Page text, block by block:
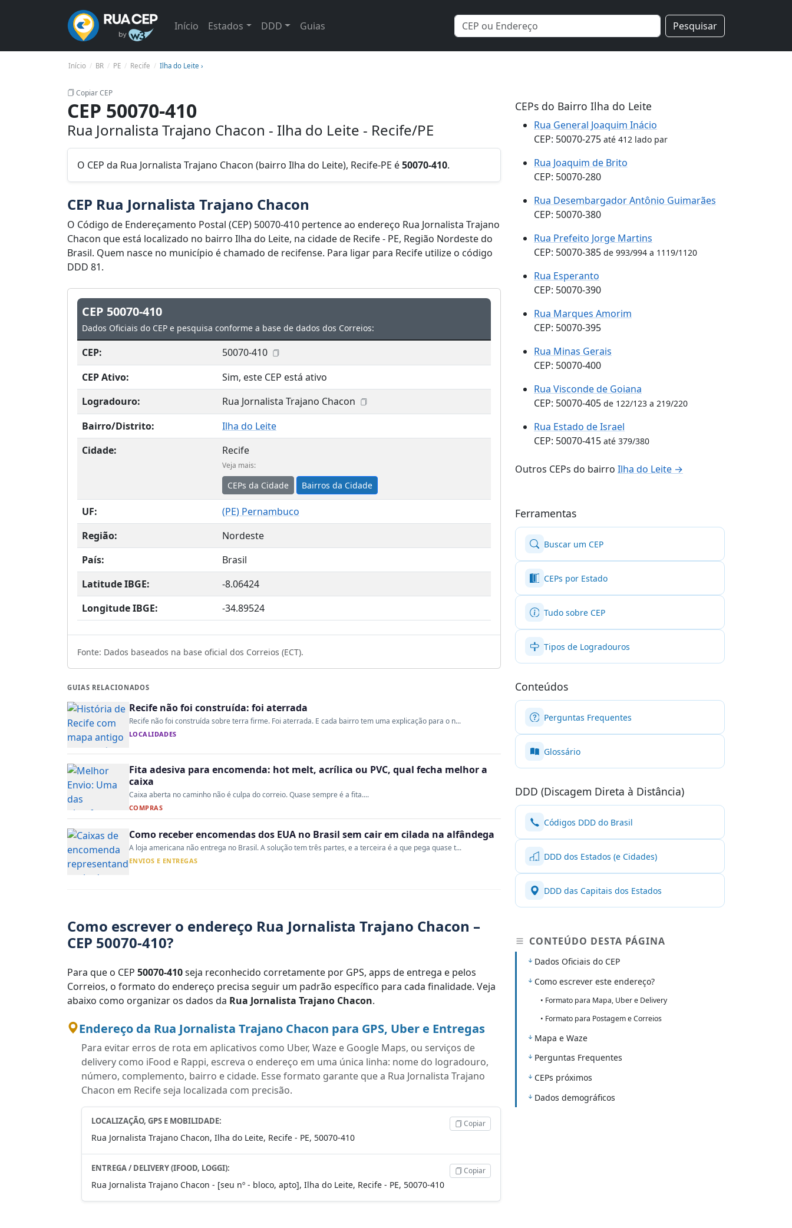
Início Estados DDD Guias Pesquisar
Início BR PE Recife Ilha do Leite ›
Copiar CEP
CEP 50070-410
Rua Jornalista Trajano Chacon - Ilha do Leite - Recife/PE
O CEP da Rua Jornalista Trajano Chacon (bairro Ilha do Leite), Recife-PE é50070-410.
CEP Rua Jornalista Trajano Chacon
O Código de Endereçamento Postal (CEP) 50070-410 pertence ao endereço Rua Jornalista Trajano
Chacon que está localizado no bairro Ilha do Leite, na cidade de Recife - PE, Região Nordeste do
Brasil. Quem nasce no município é chamado de recifense. Para ligar para Recife utilize o código
DDD 81.
CEP 50070-410
Dados Oficiais do CEP e pesquisa conforme a base de dados dos Correios:
CEP:
50070-410
CEP Ativo:
Sim, este CEP está ativo
Logradouro:
Rua Jornalista Trajano Chacon
Bairro/Distrito:
Ilha do Leite
Cidade:
Recife
Veja mais:
CEPs da Cidade Bairros da Cidade
UF: (PE) Pernambuco
Região:
Nordeste
País:
Brasil
Latitude IBGE:
-8.06424
Longitude IBGE:
-34.89524
Fonte: Dados baseados na base oficial dos Correios (ECT).
GUIAS RELACIONADOS
Recife não foi construída: foi aterrada
Recife não foi construída sobre terra firme. Foi aterrada. E cada bairro tem uma explicação para o n...
LOCALIDADES
Fita adesiva para encomenda: hot melt, acrílica ou PVC, qual fecha melhor a
caixa
Caixa aberta no caminho não é culpa do correio. Quase sempre é a fita....
COMPRAS
Como receber encomendas dos EUA no Brasil sem cair em cilada na alfândega
A loja americana não entrega no Brasil. A solução tem três partes, e a terceira é a que pega quase t...
ENVIOS E ENTREGAS
Como escrever o endereço Rua Jornalista Trajano Chacon –
CEP 50070-410?
Para que o CEP 50070-410seja reconhecido corretamente por GPS, apps de entrega e pelos
Correios, o formato do endereço precisa seguir um padrão específico para cada finalidade. Veja
abaixo como organizar os dados da Rua Jornalista Trajano Chacon.
Endereço da Rua Jornalista Trajano Chacon para GPS, Uber e Entregas
Para evitar erros de rota em aplicativos como Uber, Waze e Google Maps, ou serviços de
delivery como iFood e Rappi, escreva o endereço em uma única linha: nome do logradouro,
número, complemento, bairro e cidade. Esse formato garante que a Rua Jornalista Trajano
Chacon em Recife seja localizada com precisão.
LOCALIZAÇÃO, GPS E MOBILIDADE:
Rua Jornalista Trajano Chacon, Ilha do Leite, Recife - PE, 50070-410
Copiar
ENTREGA / DELIVERY (IFOOD, LOGGI):
Rua Jornalista Trajano Chacon - [seu nº - bloco, apto], Ilha do Leite, Recife - PE, 50070-410
Copiar
CEPs do Bairro Ilha do Leite
Rua General Joaquim Inácio
CEP: 50070-275 até 412 lado par
Rua Joaquim de Brito
CEP: 50070-280
Rua Desembargador Antônio Guimarães
CEP: 50070-380
Rua Prefeito Jorge Martins
CEP: 50070-385 de 993/994 a 1119/1120
Rua Esperanto
CEP: 50070-390
Rua Marques Amorim
CEP: 50070-395
Rua Minas Gerais
CEP: 50070-400
Rua Visconde de Goiana
CEP: 50070-405 de 122/123 a 219/220
Rua Estado de Israel
CEP: 50070-415 até 379/380
Outros CEPs do bairro Ilha do Leite →
Ferramentas
Buscar um CEP
CEPs por Estado
Tudo sobre CEP
Tipos de Logradouros
Conteúdos
Perguntas Frequentes
Glossário
DDD (Discagem Direta à Distância)
Códigos DDD do Brasil
DDD dos Estados (e Cidades)
DDD das Capitais dos Estados
CONTEÚDO DESTA PÁGINA
Dados Oficiais do CEP
Como escrever este endereço?
• Formato para Mapa, Uber e Delivery
• Formato para Postagem e Correios
Mapa e Waze
Perguntas Frequentes
CEPs próximos
Dados demográficos